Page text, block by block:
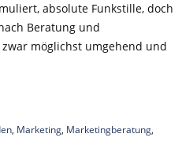
absolute Funkstille, doch
Beratung und
möglichst umgehend und
, Marketing, Marketingberatung,